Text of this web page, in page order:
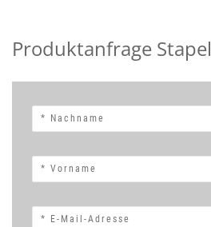
Produktanfrage